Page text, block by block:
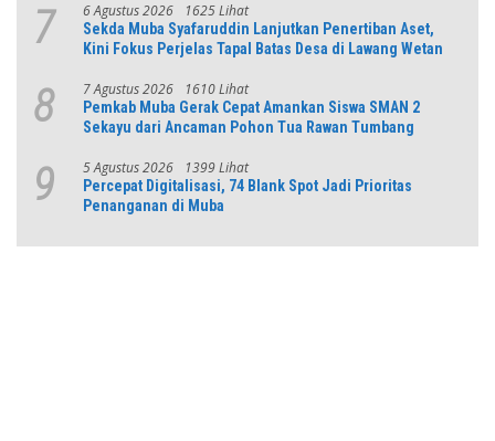
7 6 Agustus 2026 1625 Lihat
Sekda Muba Syafaruddin Lanjutkan Penertiban Aset,
Kini Fokus Perjelas Tapal Batas Desa di Lawang Wetan
8 7 Agustus 2026 1610 Lihat
Pemkab Muba Gerak Cepat Amankan Siswa SMAN 2
Sekayu dari Ancaman Pohon Tua Rawan Tumbang
9 5 Agustus 2026 1399 Lihat
Percepat Digitalisasi, 74 Blank Spot Jadi Prioritas
Penanganan di Muba